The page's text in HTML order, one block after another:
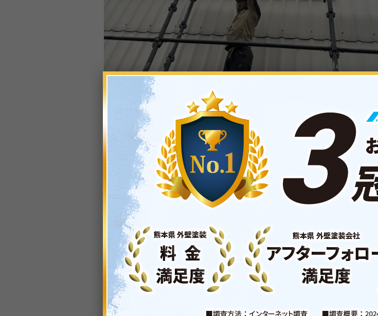
屋根・最終検査確認後、架設足場解体（お隣様側面）落下防止手摺り解体施工です。